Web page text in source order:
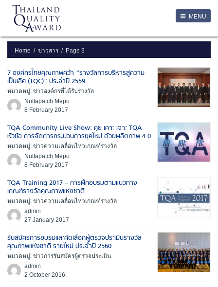
MENU
Home ข่าวสาร Page 3
7 องค์กรไทยคุณภาพคว้า “รางวัลการบริหารสู่ความ
เป็นเลิศ (TQC)” ประจำปี 2559
หมวดหมู่: ข่าวองค์กรที่ได้รับรางวัล
Nuttapatch Mepo
8 February 2017
TQA Community Live Show: คุย เคาะ เจาะ TQA
หัวข้อ การจัดการกระบวนการยุคใหม่ ด้วยผลิตภาพ 4.0
หมวดหมู่: ข่าวความเคลื่อนไหวเกณฑ์รางวัล
Nuttapatch Mepo
8 February 2017
TQA Training 2017 – การฝึกอบรมตามแนวทาง
เกณฑ์รางวัลคุณภาพแห่งชาติ
หมวดหมู่: ข่าวความเคลื่อนไหวเกณฑ์รางวัล
admin
27 January 2017
รับสมัครการอบรมและคัดเลือกผู้ตรวจประเมินรางวัล
คุณภาพแห่งชาติ รายใหม่ ประจำปี 2560
หมวดหมู่: ข่าวการรับสมัครผู้ตรวจประเมิน
admin
2 October 2016
Username
Password
Remember Me
ลืมรหัสผ่าน
SERVICES